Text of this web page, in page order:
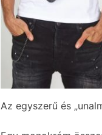
Az egyszerű és